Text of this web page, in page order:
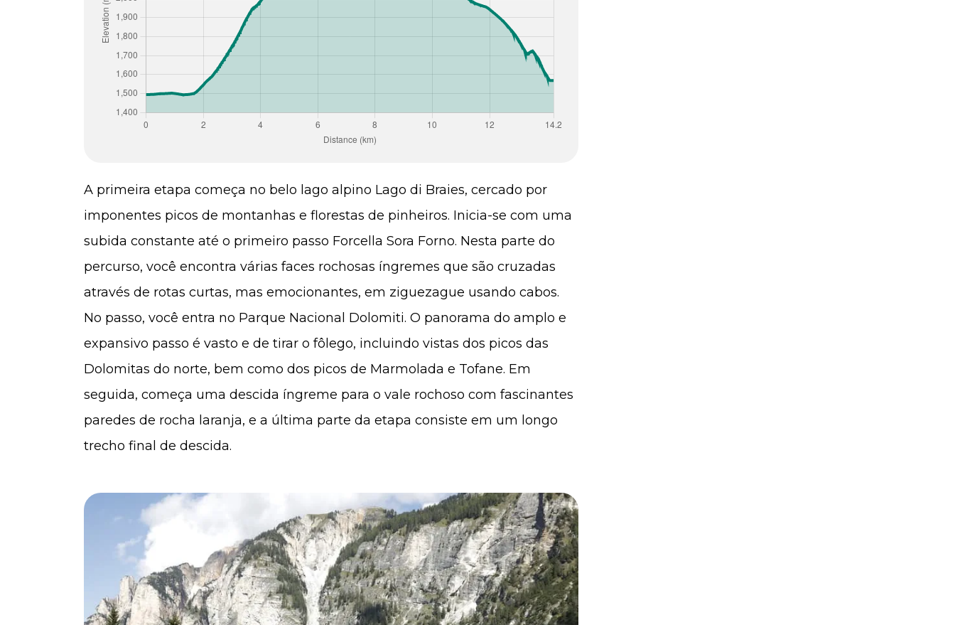
A primeira etapa começa no belo lago alpino Lago di Braies, cercado por
imponentes picos de montanhas e florestas de pinheiros. Inicia-se com uma
subida constante até o primeiro passo Forcella Sora Forno. Nesta parte do
percurso, você encontra várias faces rochosas íngremes que são cruzadas
através de rotas curtas, mas emocionantes, em ziguezague usando cabos.
No passo, você entra no Parque Nacional Dolomiti. O panorama do amplo e
expansivo passo é vasto e de tirar o fôlego, incluindo vistas dos picos das
Dolomitas do norte, bem como dos picos de Marmolada e Tofane. Em
seguida, começa uma descida íngreme para o vale rochoso com fascinantes
paredes de rocha laranja, e a última parte da etapa consiste em um longo
trecho final de descida.